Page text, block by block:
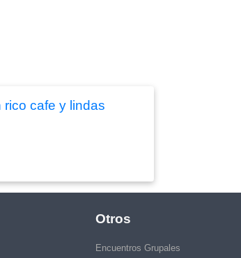
cafe y lindas
Otros
Encuentros Grupales